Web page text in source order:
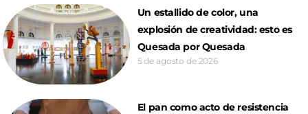
Un estallido de color, una
explosión de creatividad: esto es
Quesada por Quesada
5 de agosto de 2026
El pan como acto de resistencia